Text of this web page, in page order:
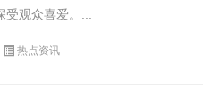
观众喜爱。...
热点资讯